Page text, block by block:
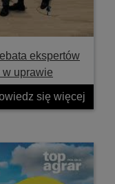
ekspertów
uprawie
się więcej